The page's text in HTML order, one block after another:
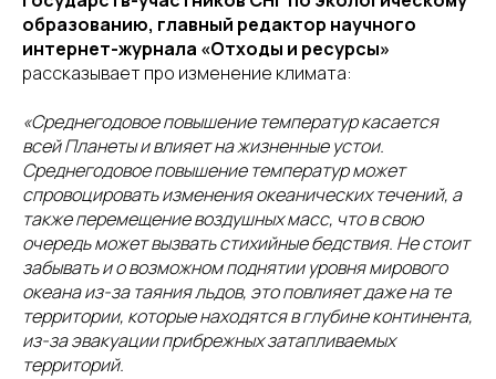
образованию, главный редактор научного
интернет-журнала «Отходы и ресурсы»
рассказывает про изменение климата:
«Среднегодовое повышение температур касается
всей Планеты и влияет на жизненные устои.
Среднегодовое повышение температур может
спровоцировать изменения океанических течений, а
также перемещение воздушных масс, что в свою
очередь может вызвать стихийные бедствия. Не стоит
забывать и о возможном поднятии уровня мирового
океана из-за таяния льдов, это повлияет даже на те
территории, которые находятся в глубине континента,
из-за эвакуации прибрежных затапливаемых
территорий.